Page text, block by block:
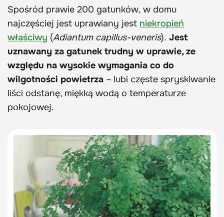
Spośród prawie 200 gatunków, w domu
najczęściej jest uprawiany jest niekropień
właściwy (Adiantum capillus-veneris). Jest
uznawany za gatunek trudny w uprawie, ze
względu na wysokie wymagania co do
wilgotności powietrza – lubi częste spryskiwanie
liści odstanę, miękką wodą o temperaturze
pokojowej.